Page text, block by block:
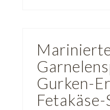
Gurken-
Fetakäse-